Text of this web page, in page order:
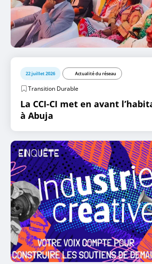
22 juillet 2026 Actualité du réseau
Transition Durable
La CCI-CI met en avant
à Abuja